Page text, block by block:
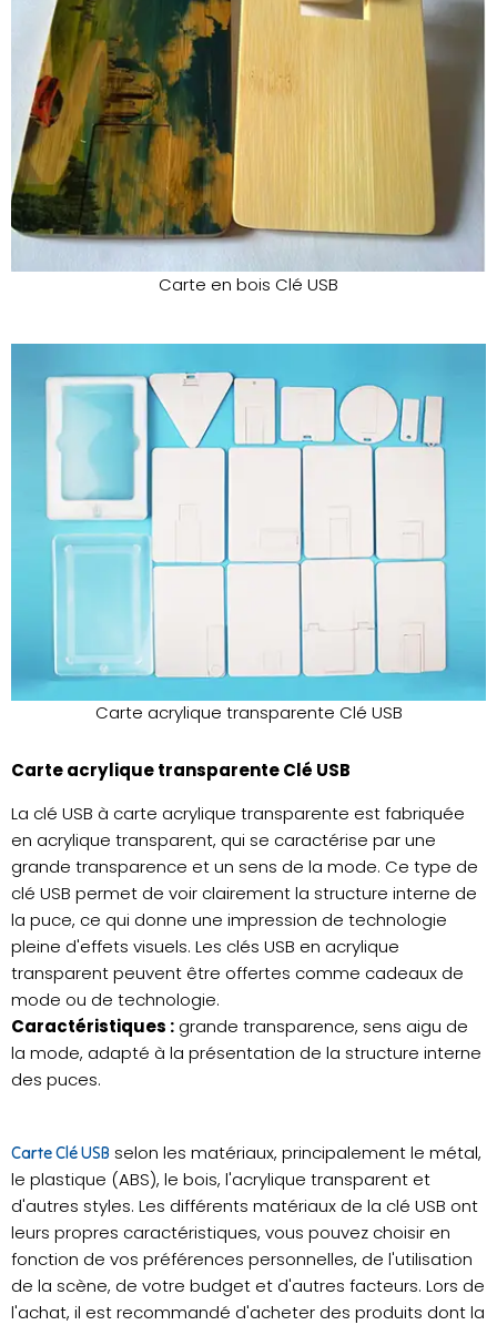
Carte en bois Clé USB
Carte acrylique transparente Clé USB
Carte acrylique transparente Clé USB
La clé USB à carte acrylique transparente est fabriquée
en acrylique transparent, qui se caractérise par une
grande transparence et un sens de la mode. Ce type de
clé USB permet de voir clairement la structure interne de
la puce, ce qui donne une impression de technologie
pleine d'effets visuels. Les clés USB en acrylique
transparent peuvent être offertes comme cadeaux de
mode ou de technologie.
Caractéristiques : grande transparence, sens aigu de
la mode, adapté à la présentation de la structure interne
des puces.
Carte Clé USB selon les matériaux, principalement le métal,
le plastique (ABS), le bois, l'acrylique transparent et
d'autres styles. Les différents matériaux de la clé USB ont
leurs propres caractéristiques, vous pouvez choisir en
fonction de vos préférences personnelles, de l'utilisation
de la scène, de votre budget et d'autres facteurs. Lors de
l'achat, il est recommandé d'acheter des produits dont la